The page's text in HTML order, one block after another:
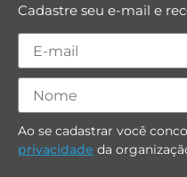
Cadastre seu e-mail e
Ao se cadastrar você
privacidade da